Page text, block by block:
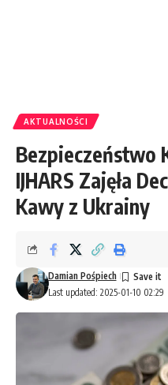
AKTUALNOŚCI
Bezpieczeństwo
IJHARS Zajęła
Kawy z Ukrainy
Last updated: 2025-01-10 02:29
Damian Pośpiech